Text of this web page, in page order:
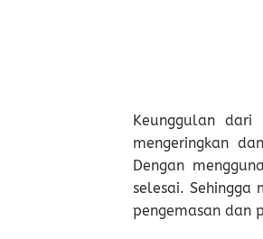
Keunggulan
mengeringkan
Dengan
selesai.
pengemasan dan